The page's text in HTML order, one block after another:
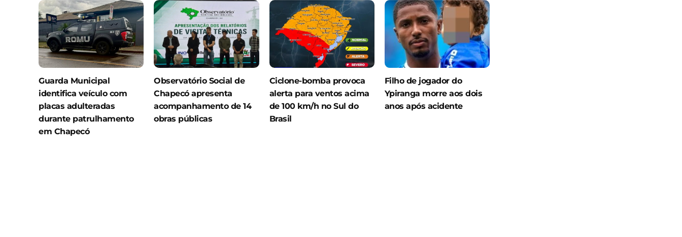
Guarda Municipal
identifica veículo com
placas adulteradas
durante patrulhamento
em Chapecó
Observatório Social de
Chapecó apresenta
acompanhamento de 14
obras públicas
Ciclone-bomba provoca
alerta para ventos acima
de 100 km/h no Sul do
Brasil
Filho de jogador do
Ypiranga morre aos dois
anos após acidente